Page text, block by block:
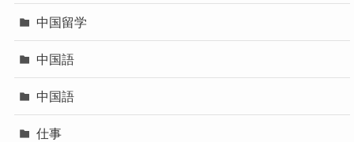
中国留学
中国語
中国語
仕事